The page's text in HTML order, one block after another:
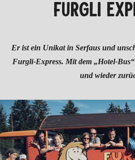
FURGLI EXPRESS
WINTER
FURGLI
Er ist ein Unikat in Serfaus und
Furgli-Express. Mit dem „Hotel-
und wieder